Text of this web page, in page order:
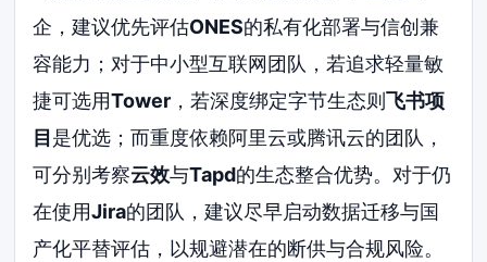
企，建议优先评估ONES的私有化部署与信创兼
容能力；对于中小型互联网团队，若追求轻量敏
捷可选用Tower ，若深度绑定字节生态则飞书项
目 是优选；而重度依赖阿里云或腾讯云的团队，
可分别考察云效与Tapd的生态整合优势。对于仍
在使用Jira的团队，建议尽早启动数据迁移与国
产化平替评估，以规避潜在的断供与合规风险。